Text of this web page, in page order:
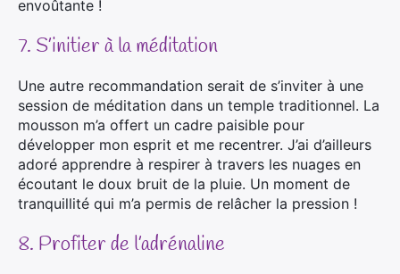
envoûtante !
7. S’initier à la méditation
Une autre recommandation serait de s’inviter à une
session de méditation dans un temple traditionnel. La
mousson m’a offert un cadre paisible pour
développer mon esprit et me recentrer. J’ai d’ailleurs
adoré apprendre à respirer à travers les nuages en
écoutant le doux bruit de la pluie. Un moment de
tranquillité qui m’a permis de relâcher la pression !
8. Profiter de l’adrénaline